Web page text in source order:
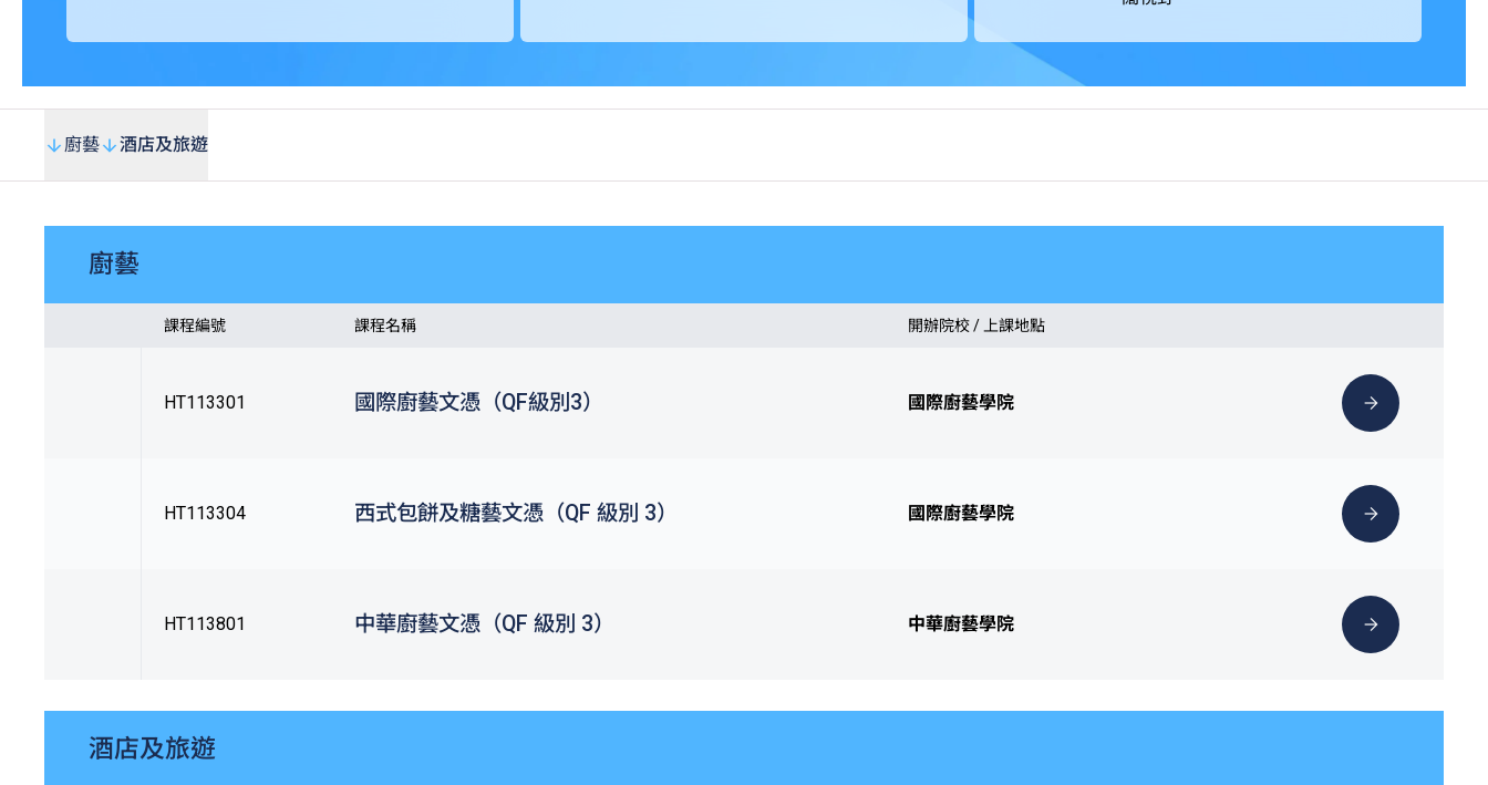
廚藝 酒店及旅遊
廚藝
課程編號 課程名稱 開辦院校 / 上課地點
HT113301 國際廚藝文憑（QF級別3） 國際廚藝學院
HT113304 西式包餅及糖藝文憑（QF 級別 3） 國際廚藝學院
HT113801 中華廚藝文憑（QF 級別 3） 中華廚藝學院
酒店及旅遊